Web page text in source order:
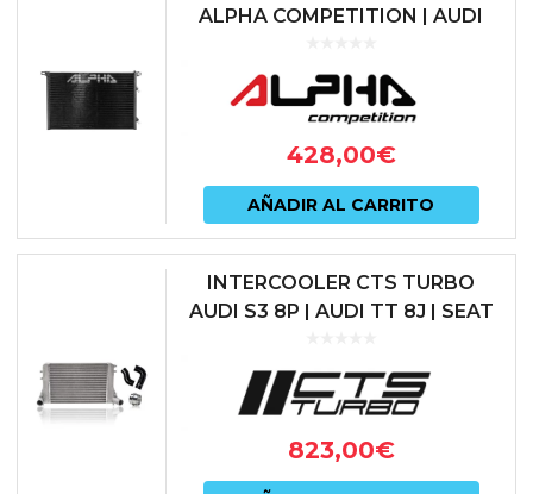
ALPHA COMPETITION | AUDI
EA839) | AC-B9RS-CC
428,00€
AÑADIR AL CARRITO
INTERCOOLER CTS TURBO
AUDI S3 8P | AUDI TT 8J | SEAT
OCTAVIA vRS 1Z | VOLKSWAGEN
GOLF 5...
823,00€